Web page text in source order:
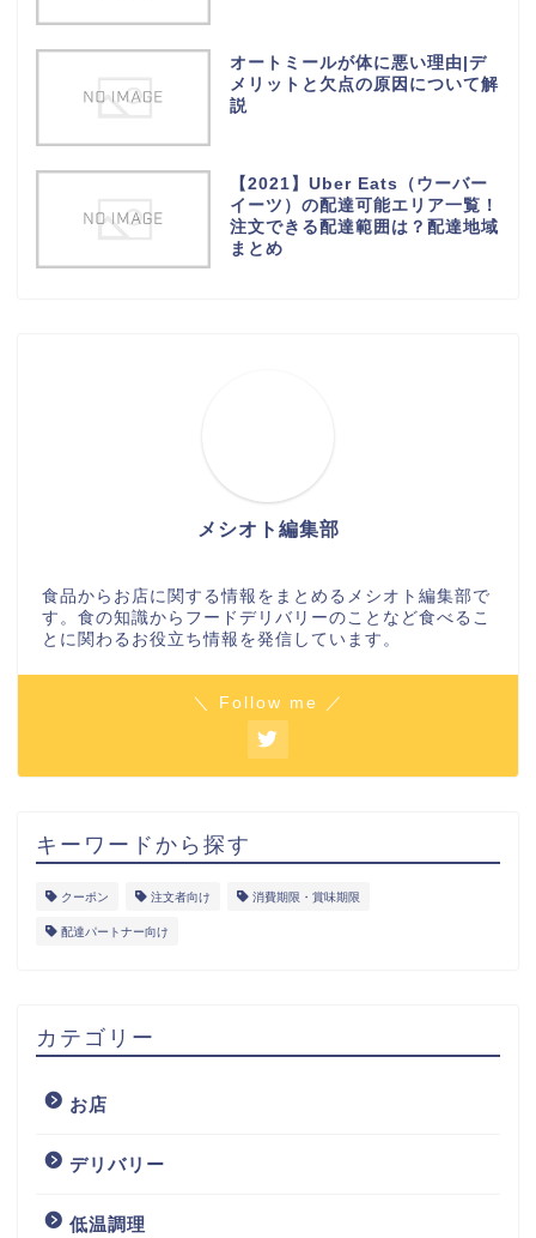
オートミールが体に悪い理由|デ
メリットと欠点の原因について解
説
【2021】Uber Eats（ウーバー
イーツ）の配達可能エリア一覧！
注文できる配達範囲は？配達地域
まとめ
メシオト編集部
食品からお店に関する情報をまとめるメシオト編集部で
す。食の知識からフードデリバリーのことなど食べるこ
とに関わるお役立ち情報を発信しています。
＼ Follow me ／
キーワードから探す
クーポン 注文者向け 消費期限・賞味期限
配達パートナー向け
カテゴリー
お店
デリバリー
低温調理